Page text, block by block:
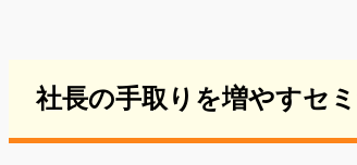
社長の手取りを増やすセ